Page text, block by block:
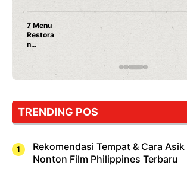
Nunung Srimulat & Vicky Prasetyo
Rahasia Mami Bikin Nagih!
TRENDING POS
Rekomendasi Tempat & Cara Asik
Nonton Film Philippines Terbaru